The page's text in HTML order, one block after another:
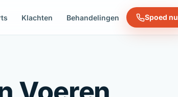
Klachten Behandelingen Spoed nu